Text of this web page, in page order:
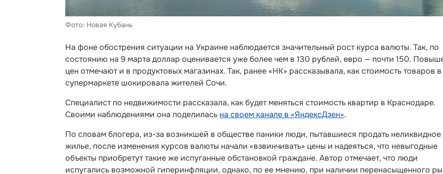
Фото: Новая Кубань
На фоне обострения ситуации на Украине наблюдается значительный рост курса валюты. Так, по
состоянию на 9 марта доллар оценивается уже более чем в 130 рублей, евро — почти 150.
цен отмечают и в продуктовых магазинах. Так, ранее «НК» рассказывала, как стоимость товаров в
супермаркете шокировала жителей Сочи.
Специалист по недвижимости рассказала, как будет меняться стоимость квартир в Краснодаре.
Своими наблюдениями она поделилась на своем канале в «ЯндексДзен».
По словам блогера, из-за возникшей в обществе паники люди, пытавшиеся продать неликвидное
жилье, после изменения курсов валюты начали «взвинчивать» цены и надеяться, что невыгодные
объекты приобретут такие же испуганные обстановкой граждане. Автор отмечает, что люди
испугались возможной гиперинфляции, однако, по ее мнению, при наличии перенасыщенного